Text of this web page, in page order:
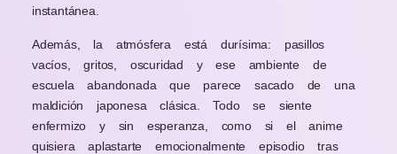
instantánea.
Además, la atmósfera está durísima: pasillos
vacíos, gritos, oscuridad y ese ambiente de
escuela abandonada que parece sacado de una
maldición japonesa clásica. Todo se siente
enfermizo y sin esperanza, como si el anime
quisiera aplastarte emocionalmente episodio tras